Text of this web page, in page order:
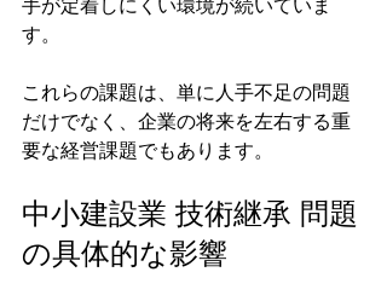
す。
これらの課題は、単に人手不足の問題
だけでなく、企業の将来を左右する重
要な経営課題でもあります。
中小建設業 技術継承 問題
の具体的な影響